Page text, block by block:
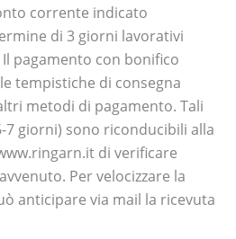
corrente indicato
di 3 giorni lavorativi
pagamento con bonifico
tempistiche di consegna
metodi di pagamento. Tali
giorni) sono riconducibili alla
di verificare
Per velocizzare la
anticipare via mail la ricevuta